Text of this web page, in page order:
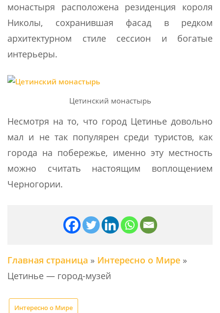
монастыря расположена резиденция короля
Николы, сохранившая фасад в редком
архитектурном стиле сессион и богатые
интерьеры.
Цетинский монастырь
Несмотря на то, что город Цетинье довольно
мал и не так популярен среди туристов, как
города на побережье, именно эту местность
можно считать настоящим воплощением
Черногории.
Главная страница » Интересно о Мире »
Цетинье — город-музей
Интересно о Мире